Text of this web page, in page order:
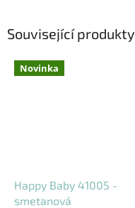
Související produkty
Novinka
Happy Baby 41005 -
smetanová